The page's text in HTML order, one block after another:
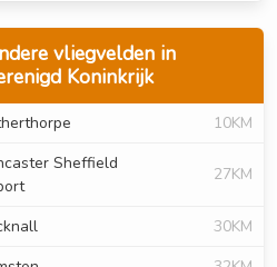
vliegvelden in
Koninkrijk
10KM
Sheffield
27KM
30KM